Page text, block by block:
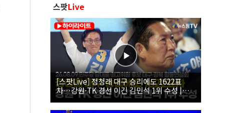
스팟Live
[스팟Live] 정청래 대구 승리에도 1622표
차…강원·TK 경선 이긴 김민석 1위 수성 |
26.08.09 더불어민주당 당대표·최고위원 후
보 대구·경북 합동연설회